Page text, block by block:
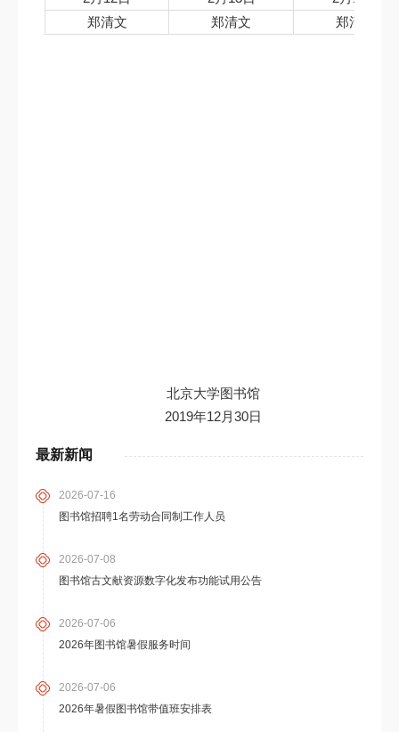
最新新闻
2026-07-16
图书馆招聘1名劳动合同制工作人员
2026-07-08
图书馆古文献资源数字化发布功能试用公告
2026-07-06
2026年图书馆暑假服务时间
2026-07-06
2026年暑假图书馆带值班安排表
郑清文
郑清文 郑清文
北京大学图书馆
2019年12月30日